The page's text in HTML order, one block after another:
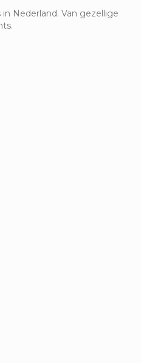
Nederland. Van gezellige